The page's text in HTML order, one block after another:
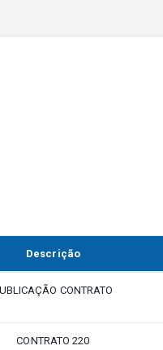
Descrição
CONTRATO
CONTRATO 220